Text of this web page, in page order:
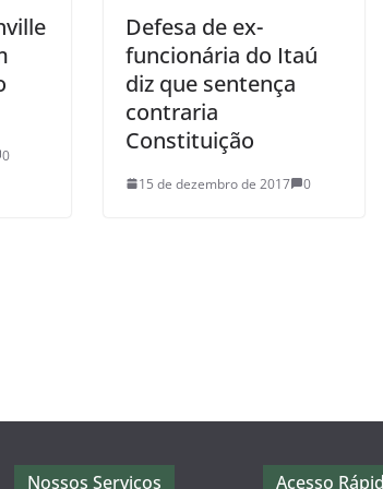
0
Defesa de ex-
funcionária do Itaú
diz que sentença
contraria
Constituição
15 de dezembro de 2017 0
Nossos Serviços Acesso